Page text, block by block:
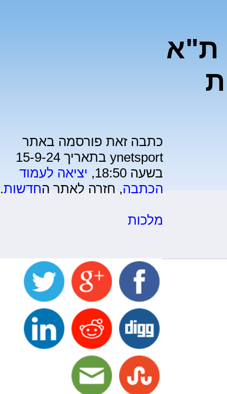
ת"א
כתבה זאת פורסמה באתר
ynetsport בתאריך 15-9-24
בשעה 18:50,
יציאה לעמוד
הכתבה, חזרה לאתר החדשות.
מלכות